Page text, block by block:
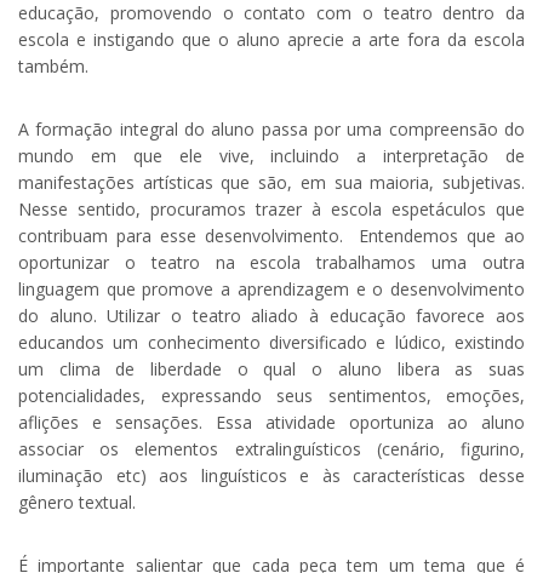
educação, promovendo o contato com o teatro dentro da
escola e instigando que o aluno aprecie a arte fora da escola
também.
A formação integral do aluno passa por uma compreensão do
mundo em que ele vive, incluindo a interpretação de
manifestações artísticas que são, em sua maioria, subjetivas.
Nesse sentido, procuramos trazer à escola espetáculos que
contribuam para esse desenvolvimento. Entendemos que ao
oportunizar o teatro na escola trabalhamos uma outra
linguagem que promove a aprendizagem e o desenvolvimento
do aluno. Utilizar o teatro aliado à educação favorece aos
educandos um conhecimento diversificado e lúdico, existindo
um clima de liberdade o qual o aluno libera as suas
potencialidades, expressando seus sentimentos, emoções,
aflições e sensações. Essa atividade oportuniza ao aluno
associar os elementos extralinguísticos (cenário, figurino,
iluminação etc) aos linguísticos e às características desse
gênero textual.
É importante salientar que cada peça tem um tema que é